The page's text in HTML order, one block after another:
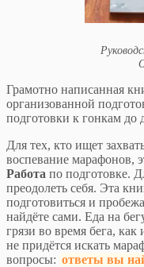
Грамотно написанная
организованной
подготовки к гонкам до
Для тех, кто ищет
воспевание марафонов,
Работа по подготовке.
преодолеть себя. Эта
подготовиться и
найдёте сами. Еда на
грязи во время бега, как
не придётся искать
вопросы: ответы вы